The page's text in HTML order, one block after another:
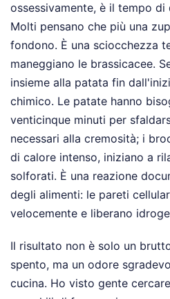
ossessivamente, è il tempo
Molti pensano che più una
fondono. È una sciocchezza
maneggiano le brassicacee.
insieme alla patata fin
chimico. Le patate hanno
venticinque minuti per
necessari alla cremosità; i
di calore intenso, iniziano a
solforati. È una reazione
degli alimenti: le pareti
velocemente e liberano
Il risultato non è solo un
spento, ma un odore
cucina. Ho visto gente